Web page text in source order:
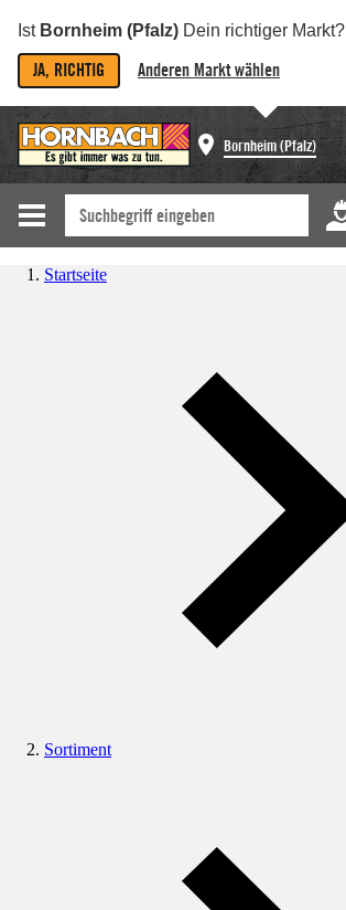
Ist Bornheim (Pfalz) Dein richtiger Markt?
JA, RICHTIG Anderen Markt wählen
Bornheim (Pfalz)
Startseite
Sortiment